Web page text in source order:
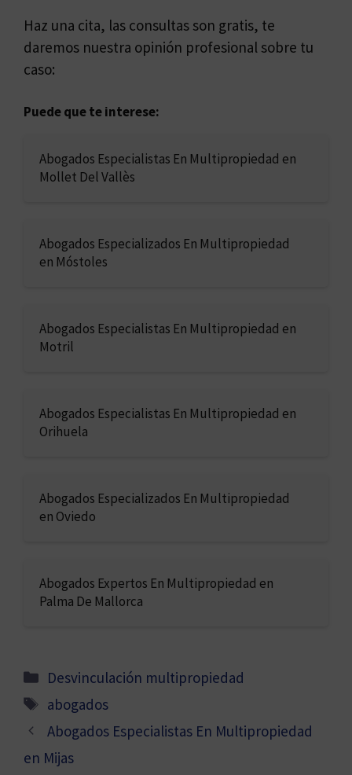
Haz una cita, las consultas son gratis, te
daremos nuestra opinión profesional sobre tu
caso:
Puede que te interese:
Abogados Especialistas En Multipropiedad en
Mollet Del Vallès
Abogados Especializados En Multipropiedad
en Móstoles
Abogados Especialistas En Multipropiedad en
Motril
Abogados Especialistas En Multipropiedad en
Orihuela
Abogados Especializados En Multipropiedad
en Oviedo
Abogados Expertos En Multipropiedad en
Palma De Mallorca
Categorías
Desvinculación multipropiedad
Etiquetas
abogados
Abogados Especialistas En Multipropiedad
en Mijas